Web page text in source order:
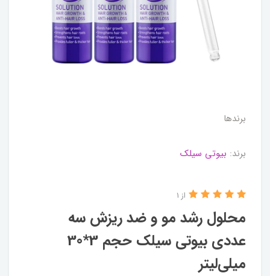
برندها
برند: بیوتی سیلک
محلول رشد مو و ضد ریزش سه
عددی بیوتی سیلک حجم 3*30
میلی‌لیتر
از 1